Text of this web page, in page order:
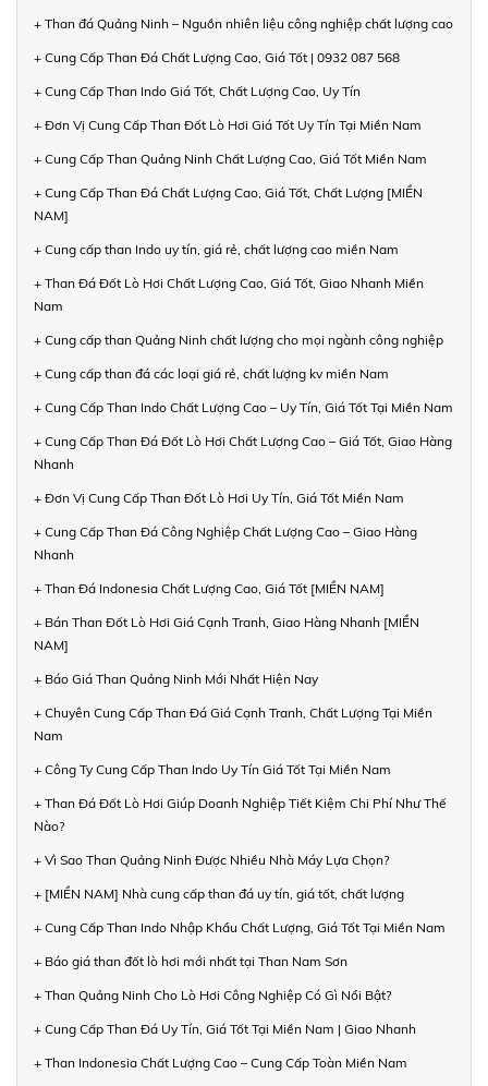
+ Than đá Quảng Ninh – Nguồn nhiên liệu công nghiệp chất lượng cao
+ Cung Cấp Than Đá Chất Lượng Cao, Giá Tốt | 0932 087 568
+ Cung Cấp Than Indo Giá Tốt, Chất Lượng Cao, Uy Tín
+ Đơn Vị Cung Cấp Than Đốt Lò Hơi Giá Tốt Uy Tín Tại Miền Nam
+ Cung Cấp Than Quảng Ninh Chất Lượng Cao, Giá Tốt Miền Nam
+ Cung Cấp Than Đá Chất Lượng Cao, Giá Tốt, Chất Lượng [MIỀN
NAM]
+ Cung cấp than Indo uy tín, giá rẻ, chất lượng cao miền Nam
+ Than Đá Đốt Lò Hơi Chất Lượng Cao, Giá Tốt, Giao Nhanh Miền
Nam
+ Cung cấp than Quảng Ninh chất lượng cho mọi ngành công nghiệp
+ Cung cấp than đá các loại giá rẻ, chất lượng kv miền Nam
+ Cung Cấp Than Indo Chất Lượng Cao – Uy Tín, Giá Tốt Tại Miền Nam
+ Cung Cấp Than Đá Đốt Lò Hơi Chất Lượng Cao – Giá Tốt, Giao Hàng
Nhanh
+ Đơn Vị Cung Cấp Than Đốt Lò Hơi Uy Tín, Giá Tốt Miền Nam
+ Cung Cấp Than Đá Công Nghiệp Chất Lượng Cao – Giao Hàng
Nhanh
+ Than Đá Indonesia Chất Lượng Cao, Giá Tốt [MIỀN NAM]
+ Bán Than Đốt Lò Hơi Giá Cạnh Tranh, Giao Hàng Nhanh [MIỀN
NAM]
+ Báo Giá Than Quảng Ninh Mới Nhất Hiện Nay
+ Chuyên Cung Cấp Than Đá Giá Cạnh Tranh, Chất Lượng Tại Miền
Nam
+ Công Ty Cung Cấp Than Indo Uy Tín Giá Tốt Tại Miền Nam
+ Than Đá Đốt Lò Hơi Giúp Doanh Nghiệp Tiết Kiệm Chi Phí Như Thế
Nào?
+ Vì Sao Than Quảng Ninh Được Nhiều Nhà Máy Lựa Chọn?
+ [MIỀN NAM] Nhà cung cấp than đá uy tín, giá tốt, chất lượng
+ Cung Cấp Than Indo Nhập Khẩu Chất Lượng, Giá Tốt Tại Miền Nam
+ Báo giá than đốt lò hơi mới nhất tại Than Nam Sơn
+ Than Quảng Ninh Cho Lò Hơi Công Nghiệp Có Gì Nổi Bật?
+ Cung Cấp Than Đá Uy Tín, Giá Tốt Tại Miền Nam | Giao Nhanh
+ Than Indonesia Chất Lượng Cao – Cung Cấp Toàn Miền Nam